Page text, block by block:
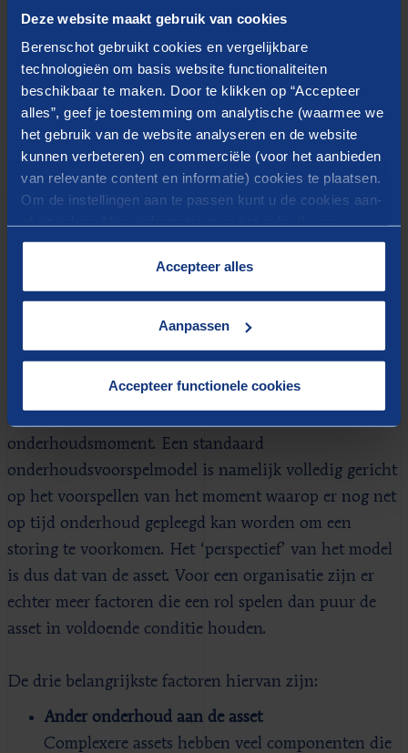
Deze website maakt gebruik van cookies
Berenschot gebruikt cookies en vergelijkbare
technologieën om basis website functionaliteiten
beschikbaar te maken. Door te klikken op “Accepteer
alles”, geef je toestemming om analytische (waarmee we
het gebruik van de website analyseren en de website
kunnen verbeteren) en commerciële (voor het aanbieden
van relevante content en informatie) cookies te plaatsen.
Om de instellingen aan te passen kunt u de cookies aan-
cookies op onze website treft u in onze
Accepteer alles
Aanpassen
Accepteer functionele cookies
dure, sensoriek.
Waarom is het voorspelde
optimale onderhoudsmoment
niet per se het optimale
moment voor de organisatie?
Als op basis van een afweging tussen correctiekosten
en preventiekosten de keuze is gevallen op
voorspellend onderhoud dan is het voorspelde
moment nog altijd niet per se het beste
onderhoudsmoment. Een standaard
onderhoudsvoorspelmodel is namelijk volledig gericht
op het voorspellen van het moment waarop er nog net
op tijd onderhoud gepleegd kan worden om een
storing te voorkomen. Het ‘perspectief’ van het model
is dus dat van de asset. Voor een organisatie zijn er
echter meer factoren die een rol spelen dan puur de
asset in voldoende conditie houden.
De drie belangrijkste factoren hiervan zijn:
Ander onderhoud aan de asset
Complexere assets hebben veel componenten die